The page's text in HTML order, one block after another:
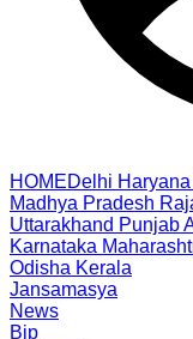
HOMEDelhi Haryana
Madhya Pradesh
Uttarakhand Punjab
Karnataka
Odisha Kerala
Jansamasya
News
Bjp